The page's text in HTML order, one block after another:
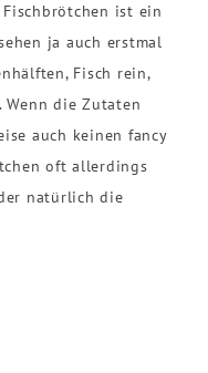
ist ein
ja auch erstmal
Fisch rein,
Wenn die Zutaten
auch keinen fancy
oft allerdings
natürlich die